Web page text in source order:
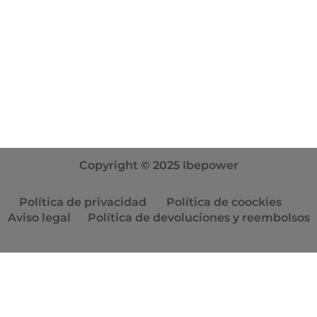
Copyright © 2025 Ibepower
Política de privacidad
Política de coockies
Aviso legal
Política de devoluciones y reembolsos